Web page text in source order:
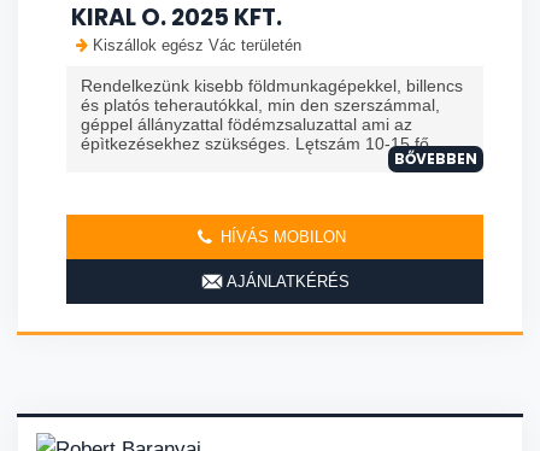
KIRAL O. 2025 KFT.
Kiszállok egész Vác területén
Rendelkezünk kisebb földmunkagépekkel, billencs
és platós teherautókkal, min den szerszámmal,
géppel állányzattal födémzsaluzattal ami az
épìtkezésekhez szükséges. Lętszám 10-15 fő ...
BŐVEBBEN
HÍVÁS MOBILON
AJÁNLATKÉRÉS